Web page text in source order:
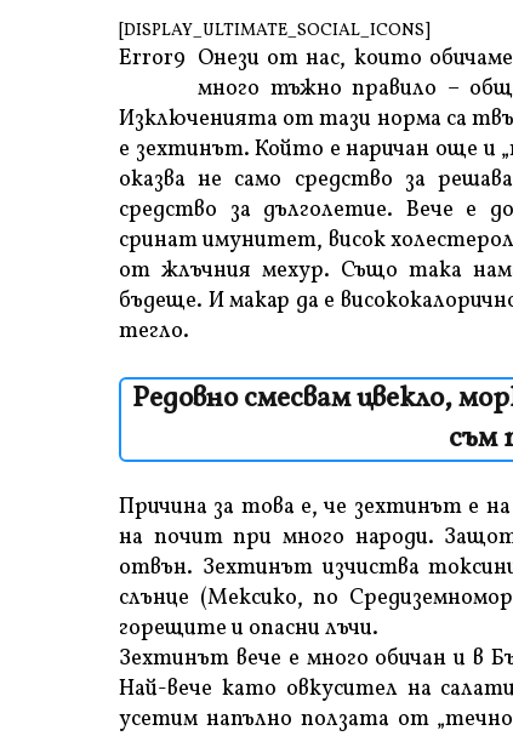
[DISPLAY_ULTIMATE_SOCIAL_ICONS]
Error9 Онези от нас, които
много тъжно правило –
Изключенията от тази норма са
е зехтинът. Който е наричан още и
оказва не само средство за
средство за дълголетие. Вече е
сринат имунитет, висок
от жлъчния мехур. Също така
бъдеще. И макар да е
тегло.
Редовно смесвам цвекло,
съм
Причина за това е, че зехтинът е
на почит при много народи.
отвън. Зехтинът изчиства
слънце (Мексико, по
горещите и опасни лъчи.
Зехтинът вече е много обичан и в
Най-вече като овкусител на
усетим напълно ползата от